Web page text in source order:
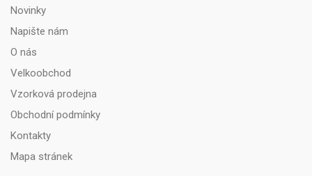
Novinky
Napište nám
O nás
Velkoobchod
Vzorková prodejna
Obchodní podmínky
Kontakty
Mapa stránek